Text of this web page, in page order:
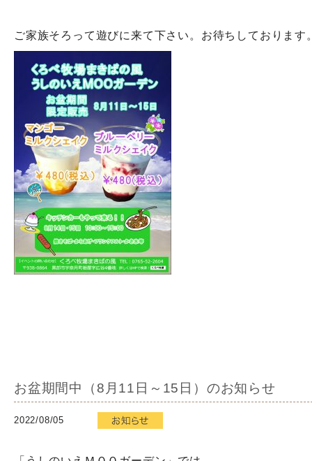
ご家族そろって遊びに来て下さい。お待ちしております
お盆期間中（8月11日～15日）のお知らせ
2022/08/05